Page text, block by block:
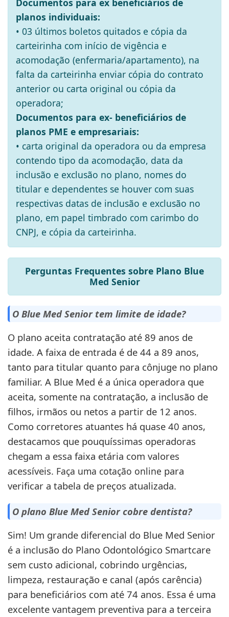
Documentos para ex beneficiários de
planos individuais:
• 03 últimos boletos quitados e cópia da
carteirinha com início de vigência e
acomodação (enfermaria/apartamento), na
falta da carteirinha enviar cópia do contrato
anterior ou carta original ou cópia da
operadora;
Documentos para ex- beneficiários de
planos PME e empresariais:
• carta original da operadora ou da empresa
contendo tipo da acomodação, data da
inclusão e exclusão no plano, nomes do
titular e dependentes se houver com suas
respectivas datas de inclusão e exclusão no
plano, em papel timbrado com carimbo do
CNPJ, e cópia da carteirinha.
Perguntas Frequentes sobre Plano Blue
Med Senior
O Blue Med Senior tem limite de idade?
O plano aceita contratação até 89 anos de
idade. A faixa de entrada é de 44 a 89 anos,
tanto para titular quanto para cônjuge no plano
familiar. A Blue Med é a única operadora que
aceita, somente na contratação, a inclusão de
filhos, irmãos ou netos a partir de 12 anos.
Como corretores atuantes há quase 40 anos,
destacamos que pouquíssimas operadoras
chegam a essa faixa etária com valores
acessíveis. Faça uma cotação online para
verificar a tabela de preços atualizada.
O plano Blue Med Senior cobre dentista?
Sim! Um grande diferencial do Blue Med Senior
é a inclusão do Plano Odontológico Smartcare
sem custo adicional, cobrindo urgências,
limpeza, restauração e canal (após carência)
para beneficiários com até 74 anos. Essa é uma
excelente vantagem preventiva para a terceira